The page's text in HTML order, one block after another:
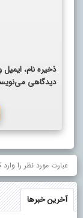
ذخیره نام،
دیدگاهی
آخرین خبرها